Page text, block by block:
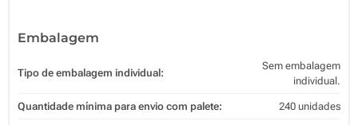
Embalagem
Tipo de embalagem individual:
Sem embalagem
individual.
Quantidade mínima para envio com palete: 240 unidades